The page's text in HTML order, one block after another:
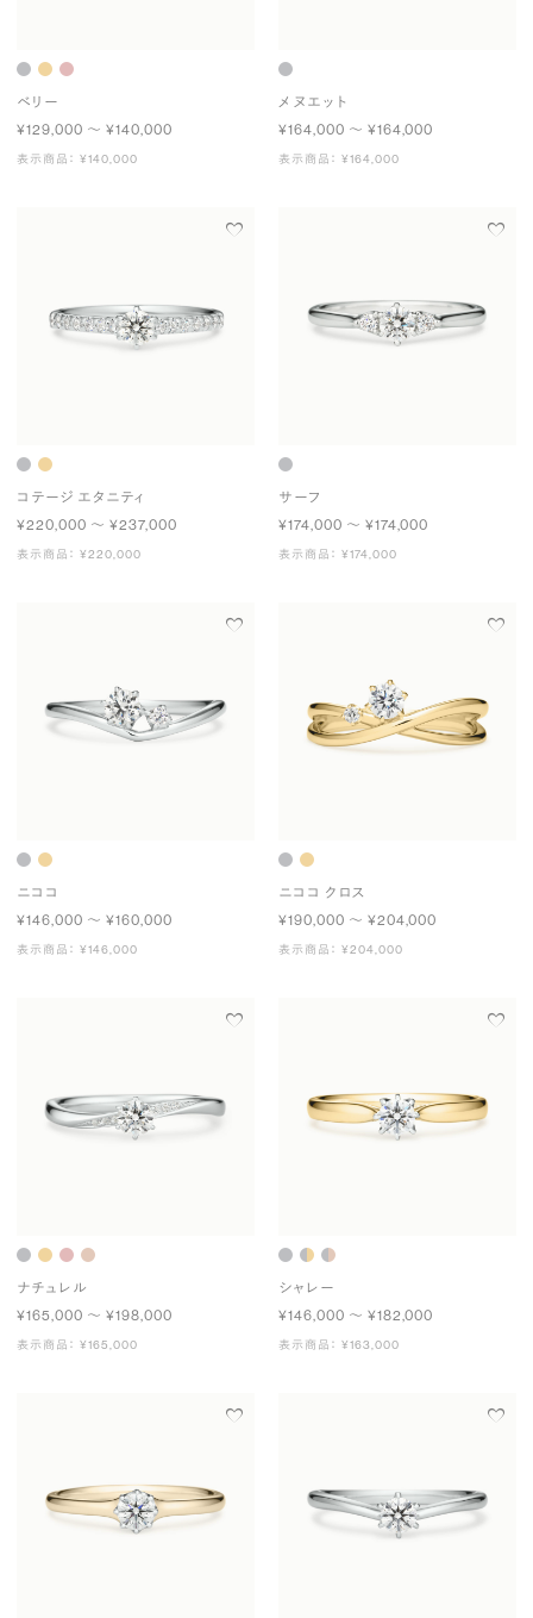
ベリー
¥129,000 〜 ¥140,000
表示商品： ¥140,000
メヌエット
¥164,000 〜 ¥164,000
表示商品： ¥164,000
コテージ エタニティ
¥220,000 〜 ¥237,000
表示商品： ¥220,000
サーフ
¥174,000 〜 ¥174,000
表示商品： ¥174,000
ニココ
¥146,000 〜 ¥160,000
表示商品： ¥146,000
ニココ クロス
¥190,000 〜 ¥204,000
表示商品： ¥204,000
ナチュレル
¥165,000 〜 ¥198,000
表示商品： ¥165,000
シャレー
¥146,000 〜 ¥182,000
表示商品： ¥163,000